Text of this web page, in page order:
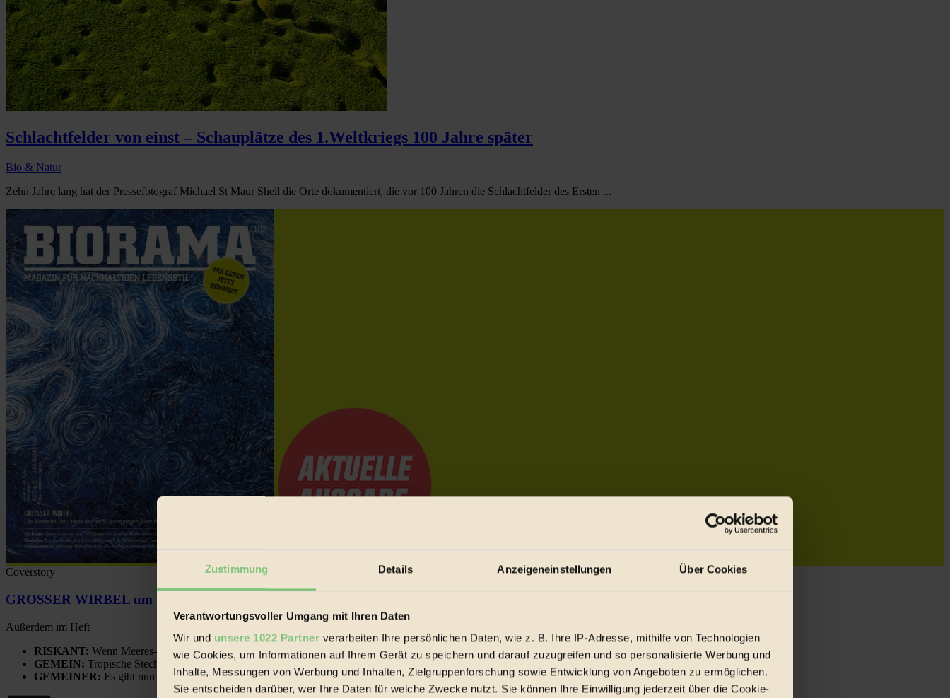
Zustimmung Details Anzeigeneinstellungen Über Cookies
Verantwortungsvoller Umgang mit Ihren Daten
Wir und unsere 1022 Partner verarbeiten Ihre persönlichen Daten, wie z. B. Ihre IP-Adresse, mithilfe von Technologien
wie Cookies, um Informationen auf Ihrem Gerät zu speichern und darauf zuzugreifen und so personalisierte Werbung und
Inhalte, Messungen von Werbung und Inhalten, Zielgruppenforschung sowie Entwicklung von Angeboten zu ermöglichen.
Sie entscheiden darüber, wer Ihre Daten für welche Zwecke nutzt. Sie können Ihre Einwilligung jederzeit über die Cookie-
Schlachtfelder von einst – Schauplätze des 1.Weltkriegs 100 Jahre später
Bio & Natur
Zehn Jahre lang hat der Pressefotograf Michael St Maur Sheil die Orte dokumentiert, die vor 100 Jahren die Schlachtfelder des Ersten ...
Coverstory
GROSSER WIRBEL um Versuche, den Ozean und seine Bewegungen festzuhalten.
Außerdem im Heft
RISKANT: Wenn Meeres- und Wildvögel im Freilandhühnerbetrieb vorbeischauen.
GEMEIN: Tropische Stechmücken fühlen sich in Mitteleuropa inziwschen oft zu Hause.
GEMEINER: Es gibt nun Weinflaschen, die nach Entleerung voll wieder zu dir zurückkommen.